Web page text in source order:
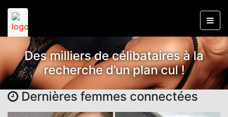
Des milliers de célibataires à la
recherche d’un plan cul !
Dernières femmes connectées